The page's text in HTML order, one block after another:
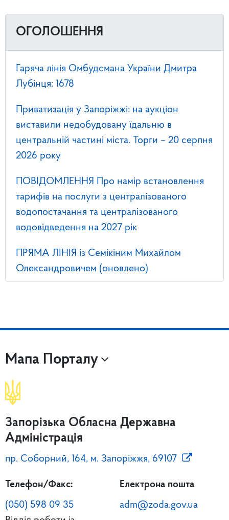
ОГОЛОШЕННЯ
Гаряча лінія Омбудсмана України Дмитра
Лубінця: 1678
Приватизація у Запоріжжі: на аукціон
виставили недобудовану їдальню в
центральній частині міста. Торги – 20 серпня
2026 року
ПОВІДОМЛЕННЯ Про намір встановлення
тарифів на послуги з централізованого
водопостачання та централізованого
водовідведення на 2027 рік
ПРЯМА ЛІНІЯ із Семікіним Михайлом
Олександровичем (оновлено)
Мапа Порталу
Запорізька Обласна Державна
Адміністрація
пр. Соборний, 164, м. Запоріжжя, 69107
Телефон/Факс:
(050) 598 09 35
Електрона пошта
adm@zoda.gov.ua